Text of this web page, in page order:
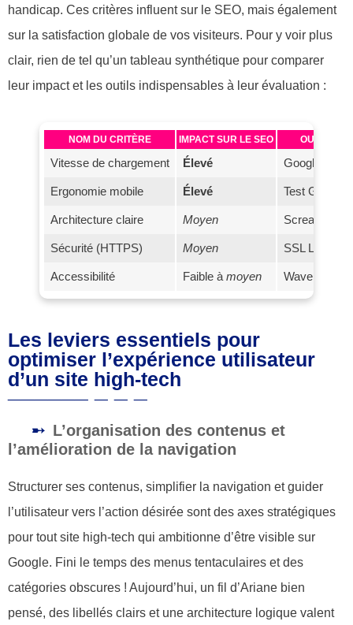
handicap. Ces critères influent sur le SEO, mais également
sur la satisfaction globale de vos visiteurs. Pour y voir plus
clair, rien de tel qu’un tableau synthétique pour comparer
leur impact et les outils indispensables à leur évaluation :
NOM DU CRITÈRE IMPACT SUR LE SEO OUTILS
Vitesse de chargement Élevé Google
Ergonomie mobile Élevé Test Google
Architecture claire Moyen Screaming
Sécurité (HTTPS) Moyen SSL Labs,
Accessibilité Faible à moyen Wave, AXE
Les leviers essentiels pour
optimiser l’expérience utilisateur
d’un site high-tech
L’organisation des contenus et
l’amélioration de la navigation
Structurer ses contenus, simplifier la navigation et guider
l’utilisateur vers l’action désirée sont des axes stratégiques
pour tout site high-tech qui ambitionne d’être visible sur
Google. Fini le temps des menus tentaculaires et des
catégories obscures ! Aujourd’hui, un fil d’Ariane bien
pensé, des libellés clairs et une architecture logique valent